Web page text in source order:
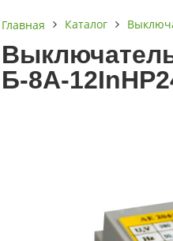
Главная Каталог
Б-8А-